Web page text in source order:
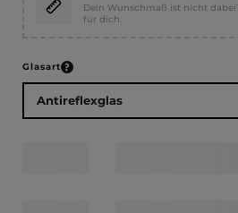
Dein Wunschmaß ist nicht
für dich.
Glasartauswählen